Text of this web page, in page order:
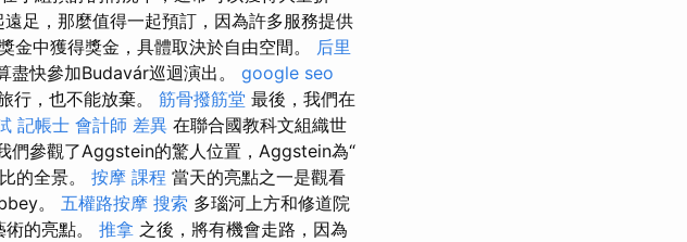
足，那麼值得一起預訂，因為許多服務提供
中獲得獎金，具體取決於自由空間。 后里
盡快參加Budavár巡迴演出。 google seo
行，也不能放棄。 筋骨撥筋堂 最後，我們在
記帳士 會計師 差異 在聯合國教科文組織世
們參觀了Aggstein的驚人位置，Aggstein為“
的全景。 按摩 課程 當天的亮點之一是觀看
。 五權路按摩 搜索 多瑙河上方和修道院
的亮點。 推拿 之後，將有機會走路，因為